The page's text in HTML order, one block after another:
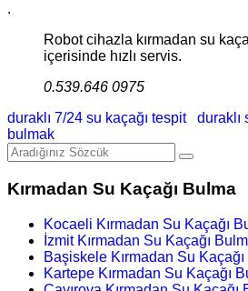
.
Robot cihazla kırmadan su
içerisinde hızlı servis.
0.539.646 0975
duraklı 7/24 su kaçağı tespit
duraklı
bulmak
Kırmadan Su Kaçağı Bulma
Kocaeli Kırmadan Su Kaçağı
İzmit Kırmadan Su Kaçağı
Başiskele Kırmadan Su
Kartepe Kırmadan Su Kaçağı